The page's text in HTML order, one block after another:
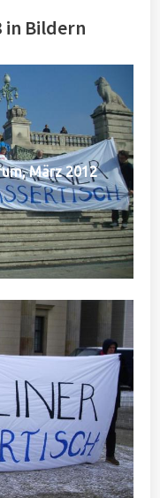
in Bildern
März 2012